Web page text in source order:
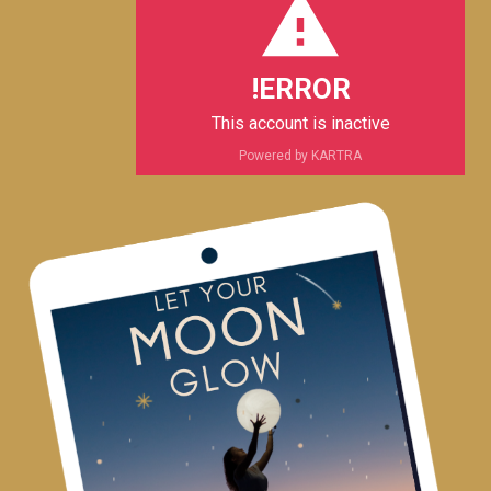
k
a
m
ERROR!
This account is inactive
Powered by KARTRA